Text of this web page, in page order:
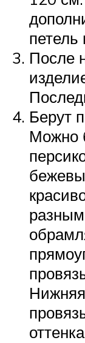
После
Берут
Можно